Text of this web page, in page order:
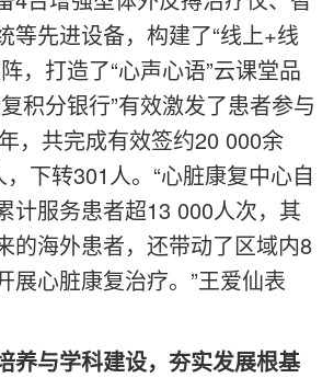
等先进设备，构建了“线上+线
，打造了“心声心语”云课堂品
积分银行”有效激发了患者参与
，共完成有效签约20 000余
下转301人。“心脏康复中心自
计服务患者超13 000人次，其
的海外患者，还带动了区域内8
展心脏康复治疗。”王爱仙表
养与学科建设，夯实发展根基